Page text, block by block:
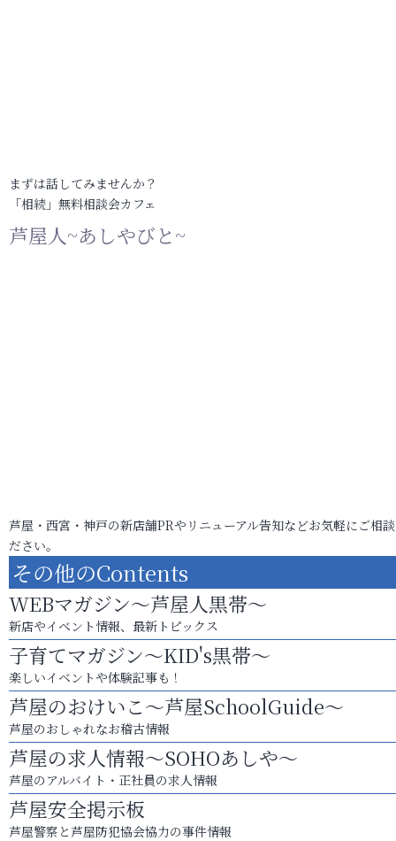
まずは話してみませんか？
「相続」無料相談会カフェ
芦屋人~あしやびと~
芦屋・西宮・神戸の新店舗PRやリニューアル告知などお気軽にご相
ださい。
その他のContents
WEBマガジン～芦屋人黒帯～
新店やイベント情報、最新トピックス
子育てマガジン～KID's黒帯～
楽しいイベントや体験記事も！
芦屋のおけいこ～芦屋SchoolGuide～
芦屋のおしゃれなお稽古情報
芦屋の求人情報～SOHOあしや～
芦屋のアルバイト・正社員の求人情報
芦屋安全掲示板
芦屋警察と芦屋防犯協会協力の事件情報